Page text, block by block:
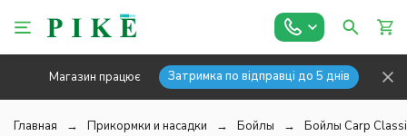
Магазин працює Затримка по відправці до 5 днів
Главная Прикормки и насадки Бойлы Бойлы Carp